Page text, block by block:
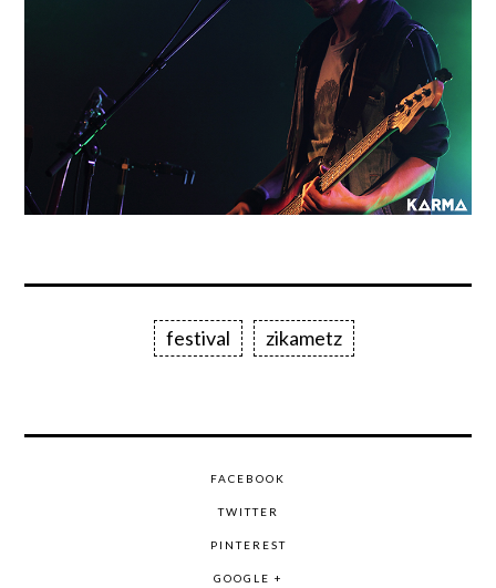
festival zikametz
FACEBOOK
TWITTER
PINTEREST
GOOGLE +